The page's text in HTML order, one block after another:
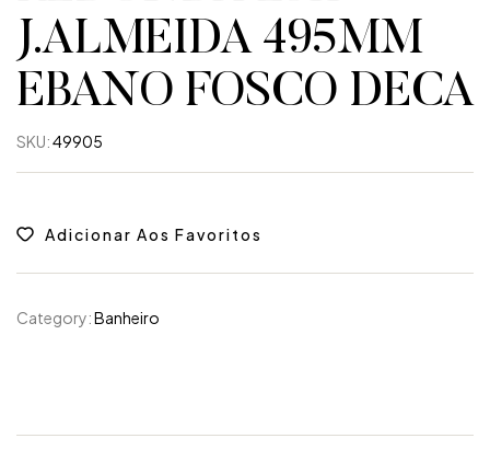
J.ALMEIDA 495MM
EBANO FOSCO DECA
SKU:49905
Adicionar Aos Favoritos
Category:Banheiro